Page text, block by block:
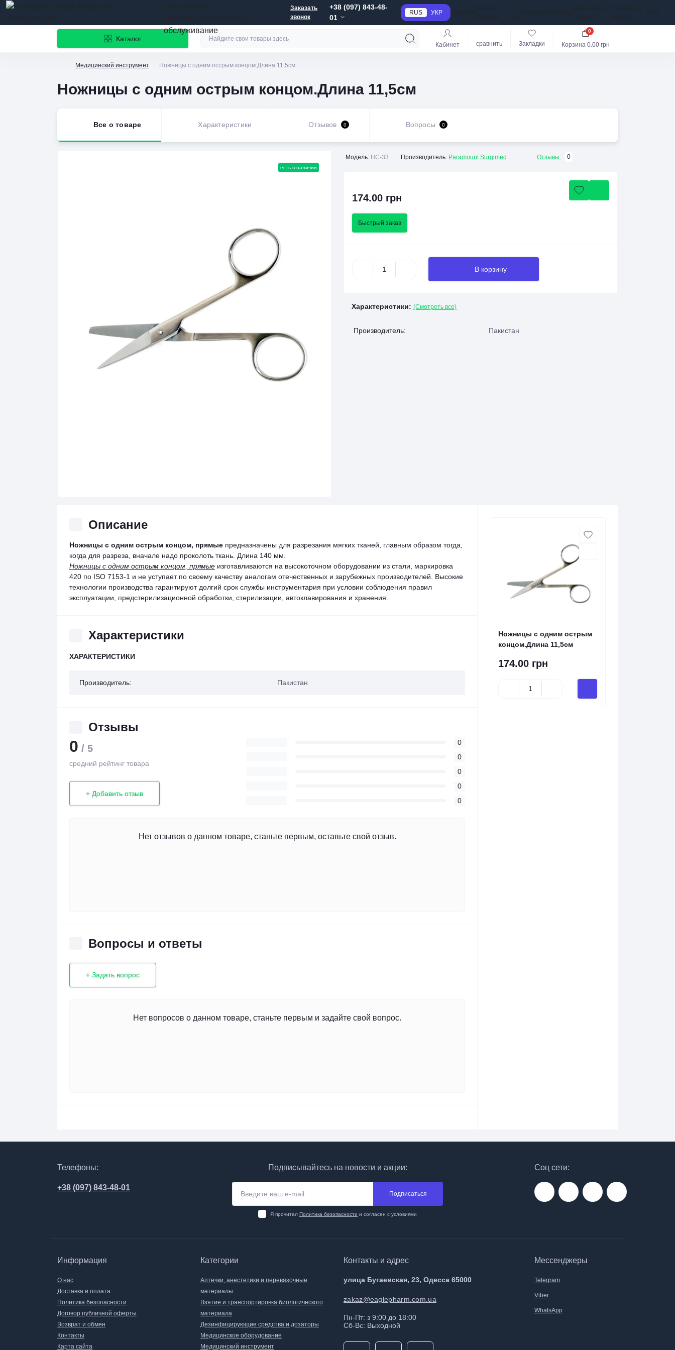
обслуживание
Заказать
звонок
+38 (097) 843-48-
01
RUS УКР
Каталог
Кабинет сравнить Закладки Корзина 0.00 грн
0
Медицинский инструмент Ножницы с одним острым концом.Длина 11,5см
Ножницы с одним острым концом.Длина 11,5см
Все о товаре Характеристики Отзывов 0 Вопросы 0
есть в наличии
Модель: НС-33 Производитель: Paramount Surgimed Отзывы: 0
174.00 грн
Быстрый заказ
В корзину
Характеристики: (Смотреть все)
Производитель: Пакистан
Описание
Ножницы с одним острым концом, прямые предназначены для разрезания мягких тканей, главным образом тогда,
когда для разреза, вначале надо проколоть ткань. Длина 140 мм.
Ножницы с одним острым концом, прямые изготавливаются на высокоточном оборудовании из стали, маркировка
420 по ISO 7153-1 и не уступает по своему качеству аналогам отечественных и зарубежных производителей. Высокие
технологии производства гарантируют долгий срок службы инструментария при условии соблюдения правил
эксплуатации, предстерилизационной обработки, стерилизации, автоклавирования и хранения.
Характеристики
ХАРАКТЕРИСТИКИ
Производитель: Пакистан
Отзывы
0 / 5
средний рейтинг товара
+ Добавить отзыв
0
0
0
0
0
Нет отзывов о данном товаре, станьте первым, оставьте свой отзыв.
Вопросы и ответы
+ Задать вопрос
Нет вопросов о данном товаре, станьте первым и задайте свой вопрос.
Ножницы с одним острым
концом.Длина 11,5см
174.00 грн
Телефоны:
+38 (097) 843-48-01
Соц сети:
Подписывайтесь на новости и акции:
Подписаться
Я прочитал Политика безопасности и согласен с условиями
Информация
О нас
Доставка и оплата
Политика безопасности
Договор публичной оферты
Возврат и обмен
Контакты
Карта сайта
Категории
Аптечки, анестетики и перевязочные
материалы
Взятие и транспортировка биологического
материала
Дезинфицирующие средства и дозаторы
Медицинское оборудование
Медицинский инструмент
Контакты и адрес
улица Бугаевская, 23, Одесса 65000
zakaz@eaglepharm.com.ua
Пн-Пт: з 9:00 до 18:00
Сб-Вс: Выходной
Мессенджеры
Telegram
Viber
WhatsApp